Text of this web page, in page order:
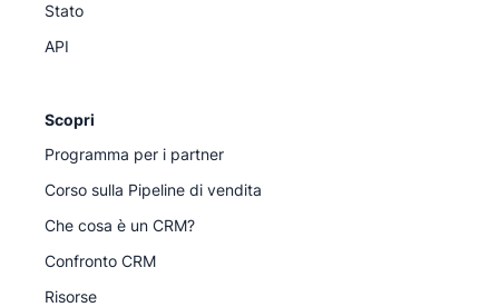
Stato
API
Scopri
Programma per i partner
Corso sulla Pipeline di vendita
Che cosa è un CRM?
Confronto CRM
Risorse